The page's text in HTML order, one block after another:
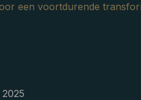
een voortdurende